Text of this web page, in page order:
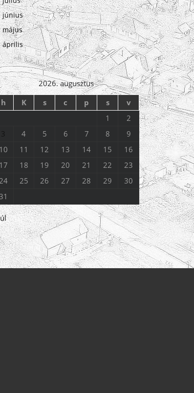
június
május
április
2026. augusztus
h
K s c p s
v
1
2
3
4 5 6 7 8
9
10
11 12 13 14 15
16
17
18 19 20 21 22
23
25 26 27 28 29
30